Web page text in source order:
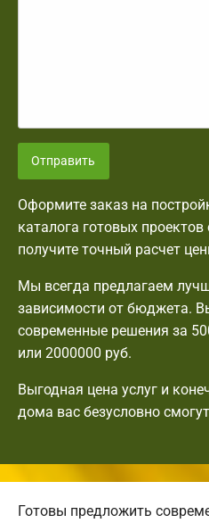
Отправить
Оформите заказ на
каталога готовых проектов
получите точный расчет
Мы всегда предлагаем
зависимости от бюджета.
современные решения за
или 2000000 руб.
Выгодная цена услуг и
дома вас безусловно
Готовы предложить